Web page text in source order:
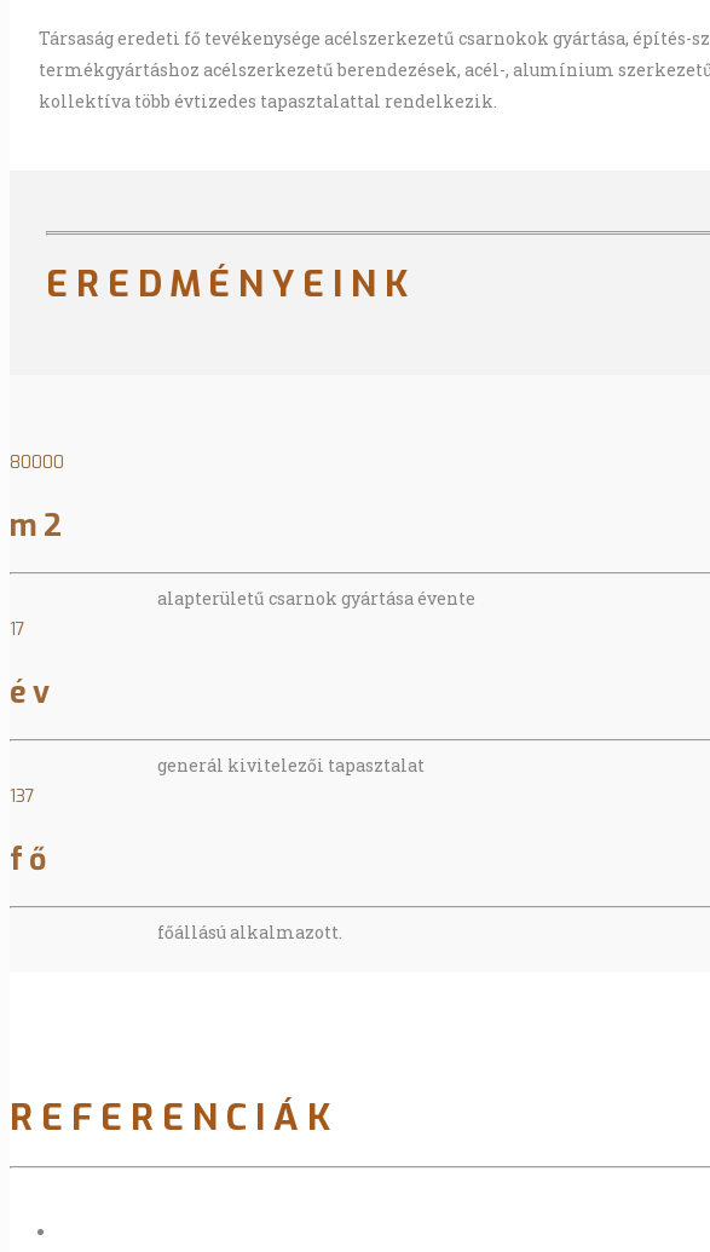
Társaság eredeti fő tevékenysége acélszerkezetű csarnokok gyártása,
termékgyártáshoz acélszerkezetű berendezések, acél-, alumínium
kollektíva több évtizedes tapasztalattal rendelkezik.
EREDMÉNYEINK
80000
m2
alapterületű csarnok gyártása évente
17
év
generál kivitelezői tapasztalat
137
fő
főállású alkalmazott.
REFERENCIÁK